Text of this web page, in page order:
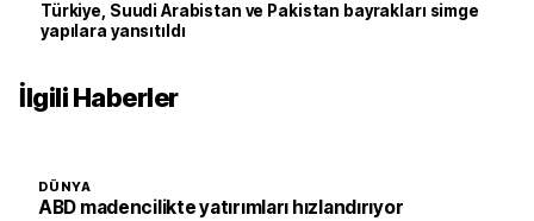
Türkiye, Suudi Arabistan ve Pakistan bayrakları simge
yapılara yansıtıldı
İlgili Haberler
DÜNYA
ABD madencilikte yatırımları hızlandırıyor